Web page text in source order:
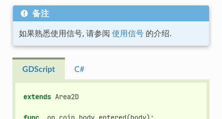
备注
如果熟悉使用信号, 请参阅 使用信号的介绍.
GDScript C#
extends Area2D